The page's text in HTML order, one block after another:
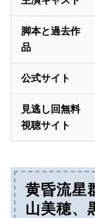
脚本と過去作
品
公式サイト
見逃し回無料
視聴サイト
黄昏流星
山美穂、